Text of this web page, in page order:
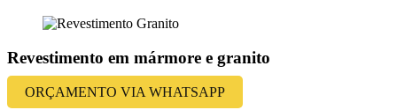
Revestimento em mármore e granito
ORÇAMENTO VIA WHATSAPP